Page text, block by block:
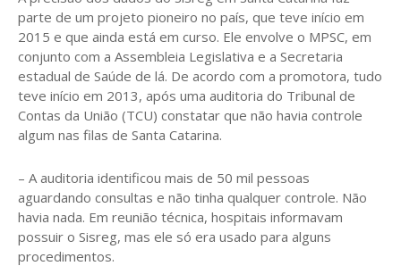
parte de um projeto pioneiro no país, que teve início em
2015 e que ainda está em curso. Ele envolve o MPSC, em
conjunto com a Assembleia Legislativa e a Secretaria
estadual de Saúde de lá. De acordo com a promotora, tudo
teve início em 2013, após uma auditoria do Tribunal de
Contas da União (TCU) constatar que não havia controle
algum nas filas de Santa Catarina.
– A auditoria identificou mais de 50 mil pessoas
aguardando consultas e não tinha qualquer controle. Não
havia nada. Em reunião técnica, hospitais informavam
possuir o Sisreg, mas ele só era usado para alguns
procedimentos.